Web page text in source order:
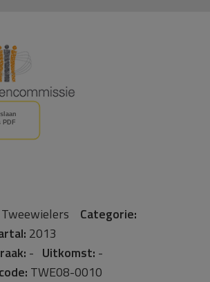
Tweewielers Categorie:
2013
- Uitkomst: -
TWE08-0010